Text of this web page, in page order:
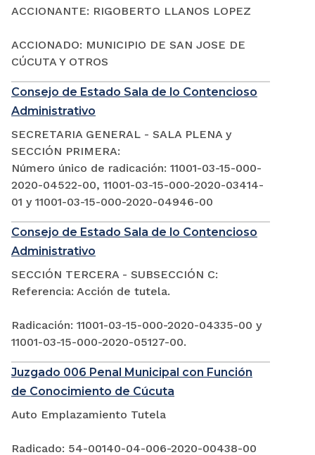
ACCIONANTE: RIGOBERTO LLANOS LOPEZ
ACCIONADO: MUNICIPIO DE SAN JOSE DE
CÚCUTA Y OTROS
Consejo de Estado Sala de lo Contencioso
Administrativo
SECRETARIA GENERAL - SALA PLENA y
SECCIÓN PRIMERA:
Número único de radicación: 11001-03-15-000-
2020-04522-00, 11001-03-15-000-2020-03414-
01 y 11001-03-15-000-2020-04946-00
Consejo de Estado Sala de lo Contencioso
Administrativo
SECCIÓN TERCERA - SUBSECCIÓN C:
Referencia: Acción de tutela.
Radicación: 11001-03-15-000-2020-04335-00 y
11001-03-15-000-2020-05127-00.
Juzgado 006 Penal Municipal con Función
de Conocimiento de Cúcuta
Auto Emplazamiento Tutela
Radicado: 54-00140-04-006-2020-00438-00